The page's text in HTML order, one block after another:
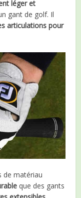
léger et
gant de golf. Il
articulations pour
de matériau
que des gants